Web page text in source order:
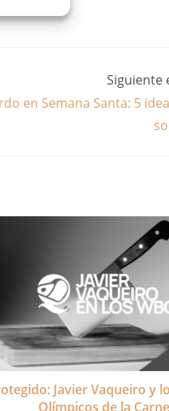
Siguiente
en Semana Santa: 5
Javier Vaqueiro y
Olímpicos de la